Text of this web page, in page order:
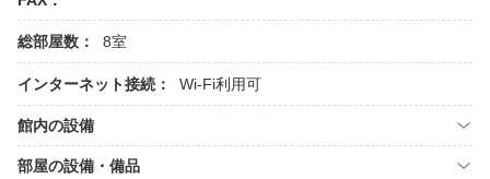
総部屋数： 8室
インターネット接続： Wi-Fi利用可
館内の設備
部屋の設備・備品